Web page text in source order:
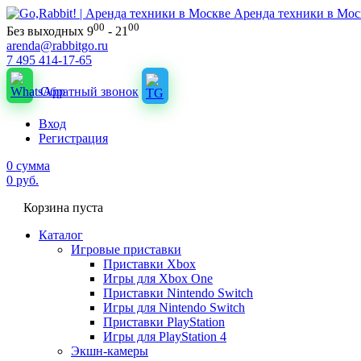
Аренда техники в
Без выходных 900 - 21 00
arenda@rabbitgo.ru
7 495 414-17-65
Обратный звонок
Вход
Регистрация
0 сумма
0 руб.
Корзина пуста
Каталог
Игровые приставки
Приставки Xbox
Игры для Xbox One
Приставки Nintendo Switch
Игры для Nintendo Switch
Приставки PlayStation
Игры для PlayStation 4
Экшн-камеры